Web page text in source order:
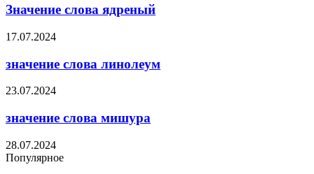
Значение слова ядреный
17.07.2024
значение слова линолеум
23.07.2024
значение слова мишура
28.07.2024
Популярное